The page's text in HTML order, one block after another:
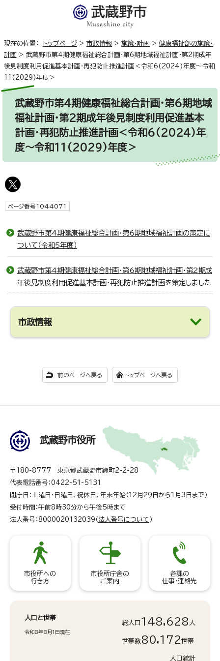
現在の位置： トップページ > 市政情報 > 施策・計画 > 健康福祉部の施策・
計画 > 武蔵野市第4期健康福祉総合計画・第6期地域福祉計画・第2期成年
後見制度利用促進基本計画・再犯防止推進計画＜令和6(2024)年度～令和
11(2029)年度＞
武蔵野市第4期健康福祉総合計画・第6期地域
福祉計画・第2期成年後見制度利用促進基本
計画・再犯防止推進計画＜令和6(2024)年
度～令和11(2029)年度＞
ページ番号1044071
武蔵野市第4期健康福祉総合計画・第6期地域福祉計画の策定に
ついて（令和5年度）
武蔵野市第4期健康福祉総合計画・第6期地域福祉計画・第2期成
年後見制度利用促進基本計画・再犯防止推進計画を策定しました
市政情報
前のページへ戻る トップページへ戻る
武蔵野市役所
〒180-8777 東京都武蔵野市緑町2-2-28
代表電話番号：0422-51-5131
閉庁日：土曜日・日曜日、祝休日、年末年始（12月29日から1月3日まで）
受付時間：午前8時30分から午後5時まで
法人番号：8000020132039（ 法人番号について ）
市役所への
行き方
市役所庁舎の
ご案内
各課の
仕事・連絡先
人口と世帯
令和8年8月1日現在
総人口 148,628 人
世帯数80,172世帯
人口統計